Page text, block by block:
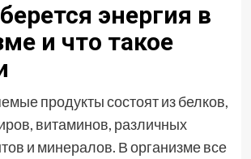
энергия в
и что такое
продукты состоят из белков,
витаминов, различных
и минералов. В организме все